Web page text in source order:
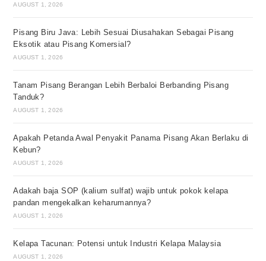
AUGUST 1, 2026
Pisang Biru Java: Lebih Sesuai Diusahakan Sebagai Pisang
Eksotik atau Pisang Komersial?
AUGUST 1, 2026
Tanam Pisang Berangan Lebih Berbaloi Berbanding Pisang
Tanduk?
AUGUST 1, 2026
Apakah Petanda Awal Penyakit Panama Pisang Akan Berlaku di
Kebun?
AUGUST 1, 2026
Adakah baja SOP (kalium sulfat) wajib untuk pokok kelapa
pandan mengekalkan keharumannya?
AUGUST 1, 2026
Kelapa Tacunan: Potensi untuk Industri Kelapa Malaysia
AUGUST 1, 2026